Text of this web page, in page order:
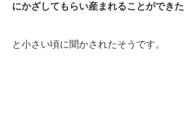
にかざしてもらい産まれることができた
と小さい頃に聞かされたそうです。